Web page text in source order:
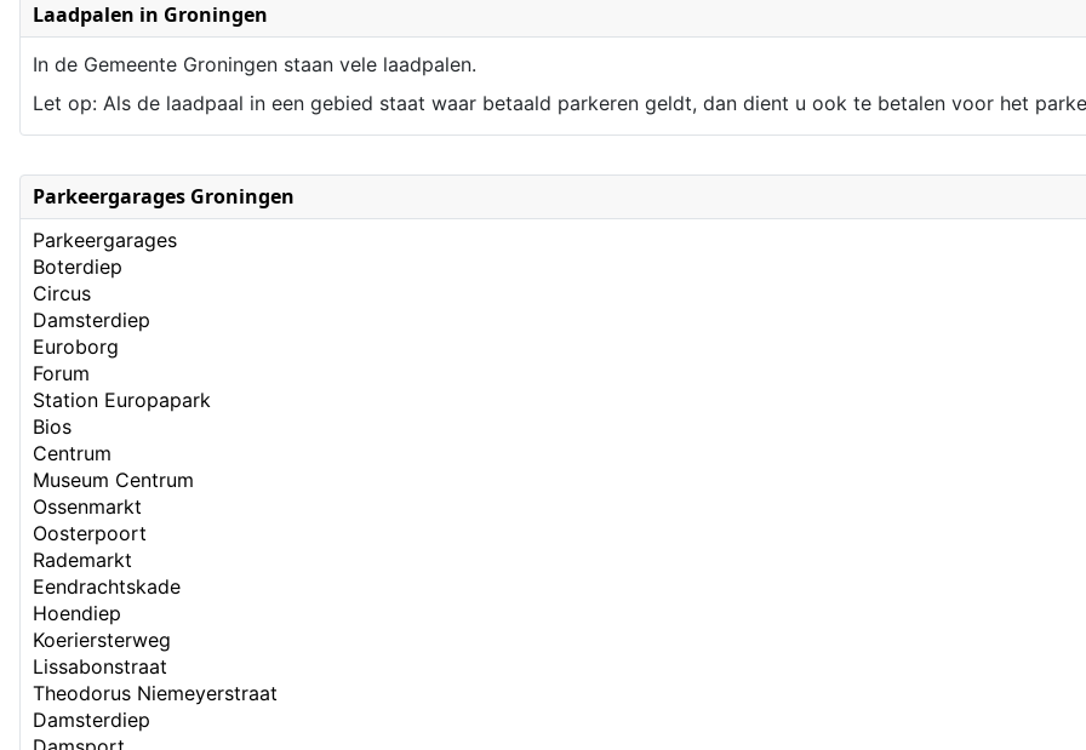
Parkeergarages Groningen
Parkeergarages
Boterdiep
Circus
Damsterdiep
Euroborg
Forum
Station Europapark
Bios
Centrum
Museum Centrum
Ossenmarkt
Oosterpoort
Rademarkt
Eendrachtskade
Hoendiep
Koeriersterweg
Lissabonstraat
Theodorus Niemeyerstraat
Damsterdiep
Laadpalen in Groningen
In de Gemeente Groningen staan vele laadpalen.
Let op: Als de laadpaal in een gebied staat waar betaald parkeren geldt, dan dient u ook te betalen voor het